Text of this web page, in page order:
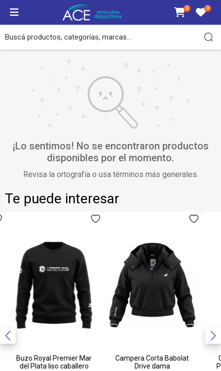
0 0
Padel
Paleteros
Indumentaria
Dama
Dama
Padel
Padel
Accesorios
Redes / flejes
Canastos
Medias
Ver todos
¡Lo sentimos! No se encontraron productos
disponibles por el momento.
Revisa la ortografía o usa términos más generales.
Te puede interesar
Buzo Royal Premier Mar
del Plata liso caballero
Campera Corta Babolat
Drive dama